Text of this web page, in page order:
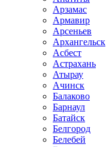
Арзамас
Армавир
Арсеньев
Архангельск
Асбест
Астрахань
Атырау
Ачинск
Балаково
Барнаул
Батайск
Белгород
Белебей